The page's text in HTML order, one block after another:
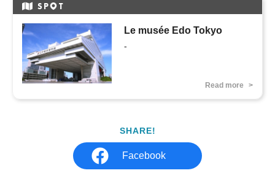
SP T
Le musée Edo Tokyo
-
Read more
SHARE!
Facebook